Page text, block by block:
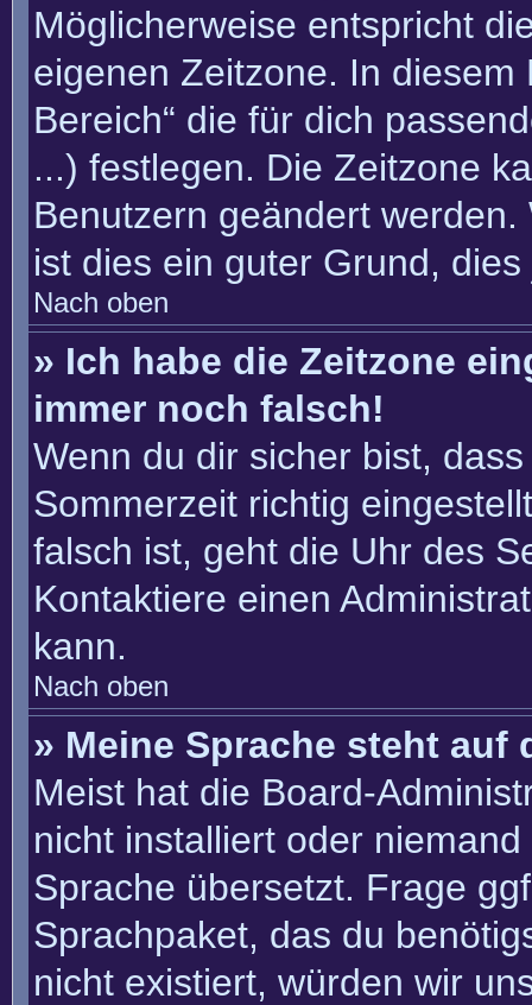
Möglicherweise entspricht
eigenen Zeitzone. In diesem
Bereich“ die für dich
...) festlegen. Die Zeitzone
Benutzern geändert
ist dies ein guter Grund,
Nach oben
» Ich habe die Zeitzone
immer noch falsch!
Wenn du dir sicher bist,
Sommerzeit richtig
falsch ist, geht die Uhr des
Kontaktiere einen
kann.
Nach oben
» Meine Sprache steht
Meist hat die Board-
nicht installiert oder
Sprache übersetzt. Frage
Sprachpaket, das du
nicht existiert, würden wir